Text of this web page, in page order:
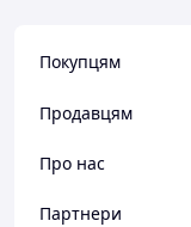
Покупцям
Продавцям
Про нас
Партнери